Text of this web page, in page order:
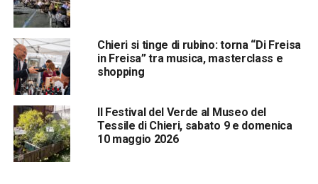
Chieri si tinge di rubino: torna “Di Freisa
in Freisa” tra musica, masterclass e
shopping
Il Festival del Verde al Museo del
Tessile di Chieri, sabato 9 e domenica
10 maggio 2026